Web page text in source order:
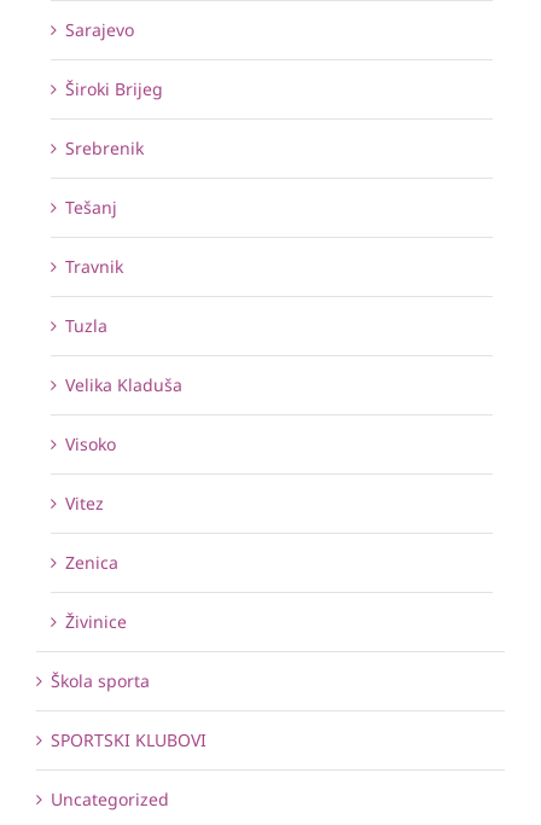
Sarajevo
Široki Brijeg
Srebrenik
Tešanj
Travnik
Tuzla
Velika Kladuša
Visoko
Vitez
Zenica
Živinice
Škola sporta
SPORTSKI KLUBOVI
Uncategorized